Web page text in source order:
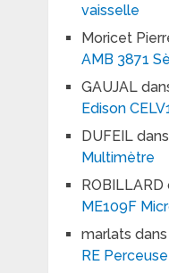
vaisselle
Moricet
AMB 3871
GAUJAL
Edison
DUFEILdans
Multimètre
ROBILLARD
ME109F
marlats dans
RE